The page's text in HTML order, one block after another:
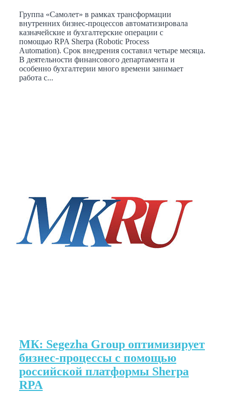
Группа «Самолет» в рамках трансформации
внутренних бизнес-процессов автоматизировала
казначейские и бухгалтерские операции с
помощью RPA Sherpa (Robotic Process
Automation). Срок внедрения составил четыре месяца.
В деятельности финансового департамента и
особенно бухгалтерии много времени занимает
работа с...
МК: Segezha Group оптимизирует
бизнес-процессы с помощью
российской платформы Sherpa
RPA